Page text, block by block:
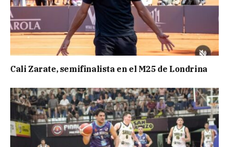
Cali Zarate, semifinalista en el M25 de Londrina